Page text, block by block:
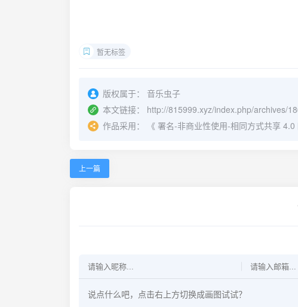
暂无标签
版权属于：
音乐虫子
本文链接：
http://815999.xyz/index.php/archives/
作品采用：
《 署名-非商业性使用-相同方式共享
上一篇